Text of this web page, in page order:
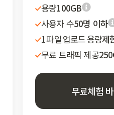
용량100GB
사용자 수50명 이하
1 파일 업로드 용량제
무료 트래픽 제공
무료체험